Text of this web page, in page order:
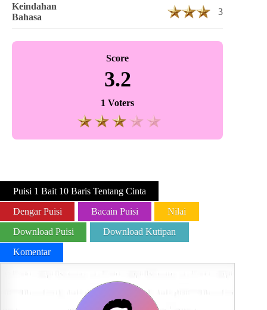
Keindahan
Bahasa
3
Score
3.2
1 Voters
Puisi 1 Bait 10 Baris Tentang Cinta
Dengar Puisi Bacain Puisi Nilai
Download Puisi Download Kutipan
Komentar